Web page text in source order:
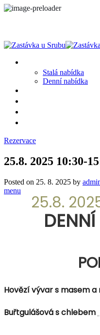
Stalá nabídka
Denní nabídka
Rezervace
25.8. 2025 10:30-
Posted on 25. 8. 2025 by
menu
25.8.
Hovězí vývar s masem a
Buřtgulášová s chlebem